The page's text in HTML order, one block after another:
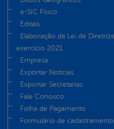
e-SIC Físico
Editais
Elaboração da Lei de
exercício 2021
Empresa
Exportar Notícias
Exportar Secretarias
Fale Conosco
Folha de Pagamento
Formulário de